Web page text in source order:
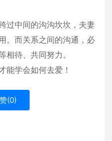
过中间的沟沟坎坎，夫妻
。而关系之间的沟通，必
相待、共同努力。
能学会如何去爱！
(0)